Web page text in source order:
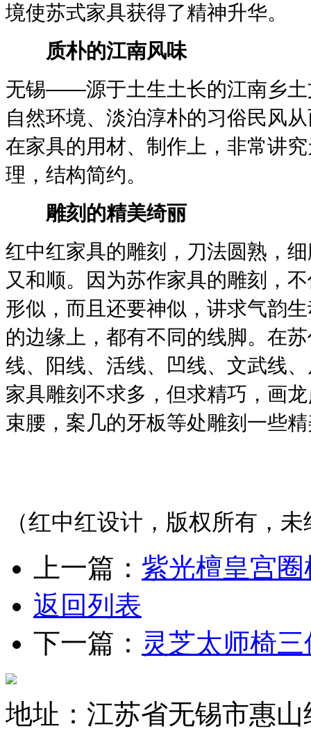
境使苏式家具获得了精神升华。
质朴的江南风味
无锡——源于土生土长的江南乡土
自然环境、淡泊淳朴的习俗民风
在家具的用材、制作上，非常讲
理，结构简约。
雕刻的精美绮丽
红中红家具的雕刻，刀法圆熟，
又和顺。因为苏作家具的雕刻，
形似，而且还要神似，讲求气韵
的边缘上，都有不同的线脚。在
线、阳线、活线、凹线、文武线
家具雕刻不求多，但求精巧，画
束腰，案几的牙板等处雕刻一些
（红中红设计，版权所有，
上一篇： 紫光檀皇宫
返回列表
下一篇： 灵芝太师椅
地址：江苏省无锡市惠